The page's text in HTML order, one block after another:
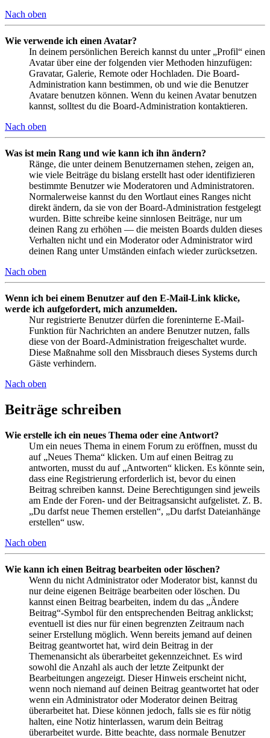
Nach oben
Wie verwende ich einen Avatar?
In deinem persönlichen Bereich kannst du unter „Profil“ einen
Avatar über eine der folgenden vier Methoden hinzufügen:
Gravatar, Galerie, Remote oder Hochladen. Die Board-
Administration kann bestimmen, ob und wie die Benutzer
Avatare benutzen können. Wenn du keinen Avatar benutzen
kannst, solltest du die Board-Administration kontaktieren.
Nach oben
Was ist mein Rang und wie kann ich ihn ändern?
Ränge, die unter deinem Benutzernamen stehen, zeigen an,
wie viele Beiträge du bislang erstellt hast oder identifizieren
bestimmte Benutzer wie Moderatoren und Administratoren.
Normalerweise kannst du den Wortlaut eines Ranges nicht
direkt ändern, da sie von der Board-Administration festgelegt
wurden. Bitte schreibe keine sinnlosen Beiträge, nur um
deinen Rang zu erhöhen — die meisten Boards dulden dieses
Verhalten nicht und ein Moderator oder Administrator wird
deinen Rang unter Umständen einfach wieder zurücksetzen.
Nach oben
Wenn ich bei einem Benutzer auf den E-Mail-Link klicke,
werde ich aufgefordert, mich anzumelden.
Nur registrierte Benutzer dürfen die foreninterne E-Mail-
Funktion für Nachrichten an andere Benutzer nutzen, falls
diese von der Board-Administration freigeschaltet wurde.
Diese Maßnahme soll den Missbrauch dieses Systems durch
Gäste verhindern.
Nach oben
Beiträge schreiben
Wie erstelle ich ein neues Thema oder eine Antwort?
Um ein neues Thema in einem Forum zu eröffnen, musst du
auf „Neues Thema“ klicken. Um auf einen Beitrag zu
antworten, musst du auf „Antworten“ klicken. Es könnte sein,
dass eine Registrierung erforderlich ist, bevor du einen
Beitrag schreiben kannst. Deine Berechtigungen sind jeweils
am Ende der Foren- und der Beitragsansicht aufgelistet. Z. B.
„Du darfst neue Themen erstellen“, „Du darfst Dateianhänge
erstellen“ usw.
Nach oben
Wie kann ich einen Beitrag bearbeiten oder löschen?
Wenn du nicht Administrator oder Moderator bist, kannst du
nur deine eigenen Beiträge bearbeiten oder löschen. Du
kannst einen Beitrag bearbeiten, indem du das „Ändere
Beitrag“-Symbol für den entsprechenden Beitrag anklickst;
eventuell ist dies nur für einen begrenzten Zeitraum nach
seiner Erstellung möglich. Wenn bereits jemand auf deinen
Beitrag geantwortet hat, wird dein Beitrag in der
Themenansicht als überarbeitet gekennzeichnet. Es wird
sowohl die Anzahl als auch der letzte Zeitpunkt der
Bearbeitungen angezeigt. Dieser Hinweis erscheint nicht,
wenn noch niemand auf deinen Beitrag geantwortet hat oder
wenn ein Administrator oder Moderator deinen Beitrag
überarbeitet hat. Diese können jedoch, falls sie es für nötig
halten, eine Notiz hinterlassen, warum dein Beitrag
überarbeitet wurde. Bitte beachte, dass normale Benutzer